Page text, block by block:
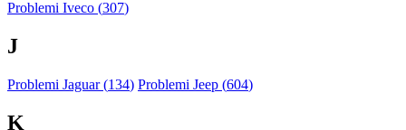
Problemi Iveco (307)
J
Problemi Jaguar (134) Problemi Jeep (604)
K